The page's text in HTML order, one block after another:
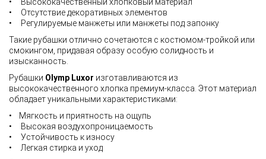
• Высококачественный хлопковый материал
• Отсутствие декоративных элементов
• Регулируемые манжеты или манжеты под запонку
Такие рубашки отлично сочетаются с костюмом-тройкой или
смокингом, придавая образу особую солидность и
изысканность.
Рубашки Olymp Luxor изготавливаются из
высококачественного хлопка премиум-класса. Этот материал
обладает уникальными характеристиками:
• Мягкость и приятность на ощупь
• Высокая воздухопроницаемость
• Устойчивость к износу
• Легкая стирка и уход